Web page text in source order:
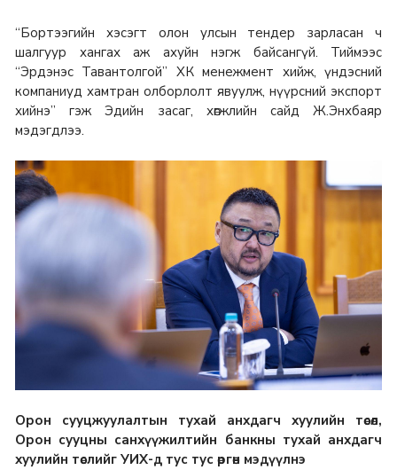
“Бортээгийн хэсэгт олон улсын тендер зарласан ч
шалгуур хангах аж ахуйн нэгж байсангүй. Тиймээс
“Эрдэнэс Тавантолгой” ХК менежмент хийж, үндэсний
компаниуд хамтран олборлолт явуулж, нүүрсний экспорт
хийнэ” гэж Эдийн засаг, хөгжлийн сайд Ж.Энхбаяр
мэдэгдлээ.
Орон сууцжуулалтын тухай анхдагч хуулийн төсөл,
Орон сууцны санхүүжилтийн банкны тухай анхдагч
хуулийн төслийг УИХ-д тус тус өргөн мэдүүлнэ